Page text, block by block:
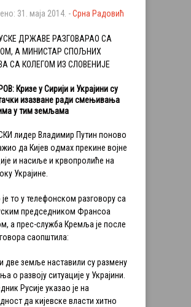
31. маја 2014. -Срна Радовић
ДРЖАВЕ РАЗГОВАРАО СА
А МИНИСТАР СПОЉНИХ
СА КОЛЕГОМ ИЗ СЛОВЕНИЈЕ
Кризе у Сирији и Украјини су
изазване ради смењивања
у тим земљама
лидер Владимир Путин поново
да Кијев одмах прекине војне
и насиље и крвопролиће на
Украјине.
то у телефонском разговору са
председником Франсоа
а прес-служба Кремља је после
саопштила:
две земље наставили су размену
о развоју ситуације у Украјини.
Русије указао је на
да кијевске власти хитно